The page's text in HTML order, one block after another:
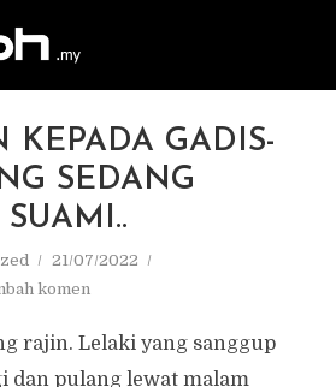
KEPADA GADIS-
SEDANG
21/07/2022
komen
rajin. Lelaki yang sanggup
dan pulang lewat malam